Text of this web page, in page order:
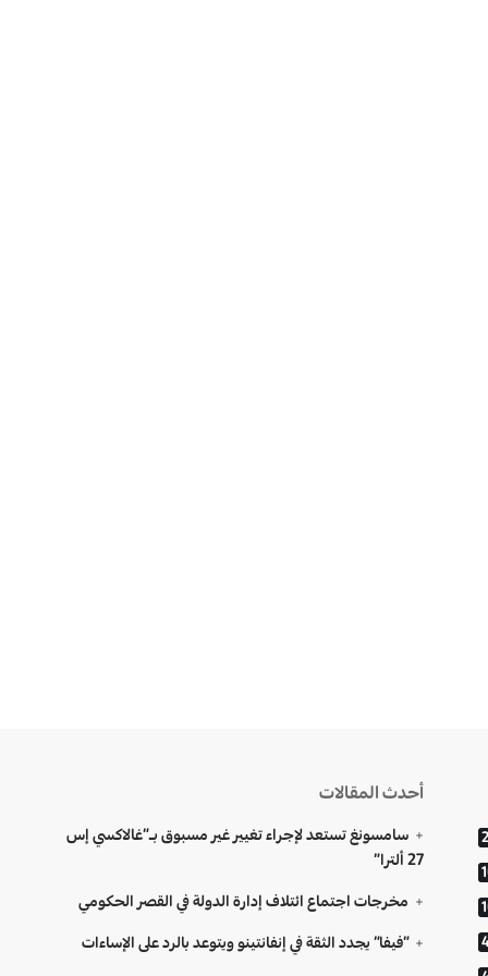
أحدث المقالات
سامسونغ تستعد لإجراء تغيير غير مسبوق بـ”غالاكسي إس
27 ألترا”
مخرجات اجتماع ائتلاف إدارة الدولة في القصر الحكومي
“فيفا” يجدد الثقة في إنفانتينو ويتوعد بالرد على الإساءات